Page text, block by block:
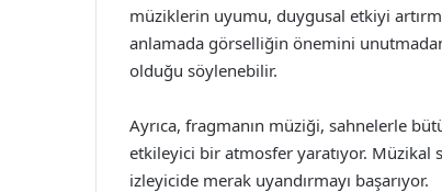
müziklerin uyumu, duygusal etkiyi
anlamada görselliğin önemini
olduğu söylenebilir.
Ayrıca, fragmanın müziği, sahnelerle
etkileyici bir atmosfer yaratıyor. Müzikal
izleyicide merak uyandırmayı başarıyor.